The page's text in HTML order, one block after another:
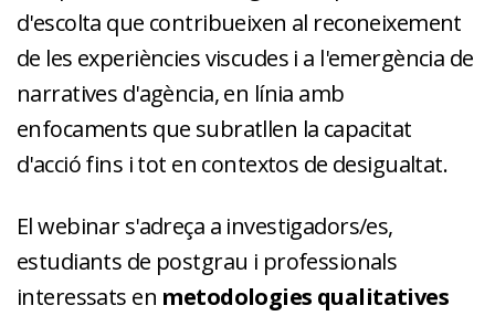
d'escolta que contribueixen al reconeixement
de les experiències viscudes i a l'emergència de
narratives d'agència, en línia amb
enfocaments que subratllen la capacitat
d'acció fins i tot en contextos de desigualtat.
El webinar s'adreça a investigadors/es,
estudiants de postgrau i professionals
interessats en metodologies qualitatives